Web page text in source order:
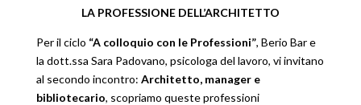
LA PROFESSIONE DELL’ARCHITETTO
Per il ciclo “A colloquio con le Professioni”, Berio Bar e
la dott.ssa Sara Padovano, psicologa del lavoro, vi invitano
al secondo incontro: Architetto, manager e
bibliotecario, scopriamo queste professioni